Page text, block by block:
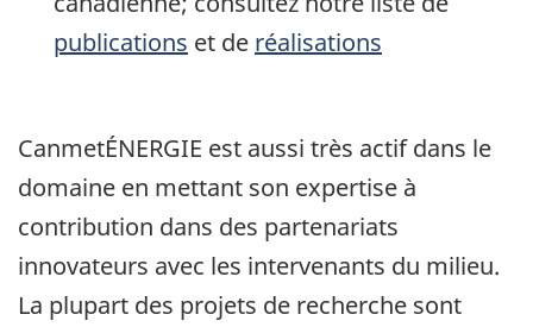
publications et de réalisations
CanmetÉNERGIE est aussi très actif dans le
domaine en mettant son expertise à
contribution dans des partenariats
innovateurs avec les intervenants du milieu.
La plupart des projets de recherche sont